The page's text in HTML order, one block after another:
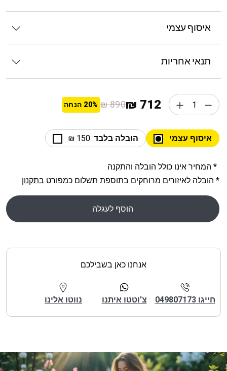
איסוף עצמי
תנאי אחריות
712 ₪
890 ₪
20% הנחה
איסוף עצמי הובלה בלבד: 150 ₪
* המחיר אינו כולל הובלה והתקנה
* הובלה לאיזורים מרוחקים בתוספת תשלום כמפורט בתקנון
הוסף לעגלה
אנחנו כאן בשבילכם
חייגו 049807173 צ'וטטו איתנו נווטו אלינו